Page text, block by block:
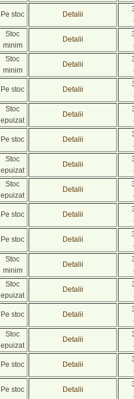
Pe stoc Detalii
Stoc
minim
Detalii
Stoc
minim
Detalii
Pe stoc Detalii
Stoc
epuizat
Detalii
Pe stoc Detalii
Stoc
epuizat
Detalii
Stoc
epuizat
Detalii
Pe stoc Detalii
Pe stoc Detalii
Stoc
minim
Detalii
Stoc
epuizat
Detalii
Pe stoc Detalii
Stoc
epuizat
Detalii
Pe stoc Detalii
Pe stoc Detalii